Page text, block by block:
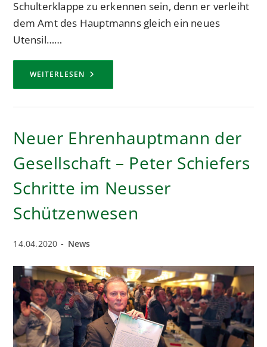
Schulterklappe zu erkennen sein, denn er verleiht
dem Amt des Hauptmanns gleich ein neues
Utensil……
WEITERLESEN NEUER
MARCEL
–
MARSCHIERT
KORPS
Neuer Ehrenhauptmann der
Gesellschaft – Peter Schiefers
Schritte im Neusser
Schützenwesen
Beitrag
14.04.2020
Beitrags-
News